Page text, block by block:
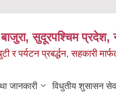
बाजुरा, सुदूरपश्चिम प्रदेश,
र पर्यटन प्रबर्द्धन, सहकारी
जानकारी विधुतीय शुसासन